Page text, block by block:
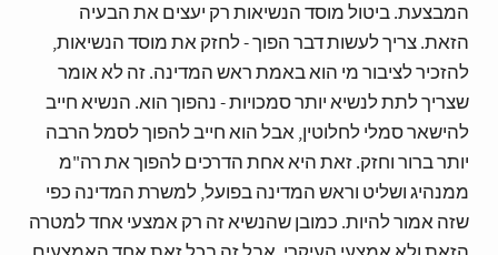
המבצעת. ביטול מוסד הנשיאות רק יעצים את הבעיה
הזאת. צריך לעשות דבר הפוך - לחזק את מוסד הנשיאות,
להזכיר לציבור מי הוא באמת ראש המדינה. זה לא אומר
שצריך לתת לנשיא יותר סמכויות - נהפוך הוא. הנשיא חייב
להישאר סמלי לחלוטין, אבל הוא חייב להפוך לסמל הרבה
יותר ברור וחזק. זאת היא אחת הדרכים להפוך את רה"מ
ממנהיג ושליט וראש המדינה בפועל, למשרת המדינה כפי
שזה אמור להיות. כמובן שהנשיא זה רק אמצעי אחד למטרה